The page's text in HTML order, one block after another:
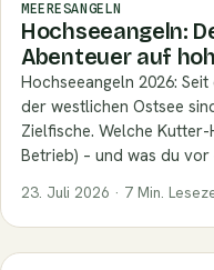
MEERESANGELN
Hochseeangeln:
Abenteuer auf
Hochseeangeln 2026:
der westlichen Ostsee
Zielfische. Welche
Betrieb) – und was du
23. Juli 2026 · 7 Min.